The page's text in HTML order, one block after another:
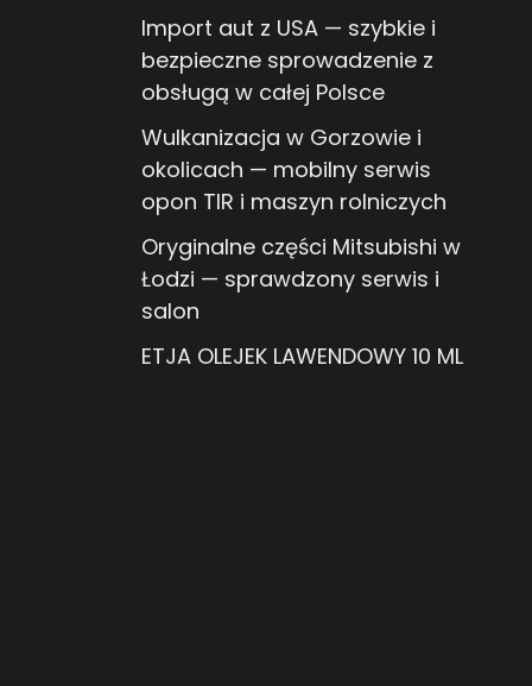
Import aut z USA — szybkie i
bezpieczne sprowadzenie z
obsługą w całej Polsce
Wulkanizacja w Gorzowie i
okolicach — mobilny serwis
opon TIR i maszyn rolniczych
Oryginalne części Mitsubishi w
Łodzi — sprawdzony serwis i
salon
ETJA OLEJEK LAWENDOWY 10 ML